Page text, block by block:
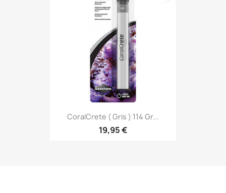
CoralCrete ( Gris ) 114 Gr...
19,95 €